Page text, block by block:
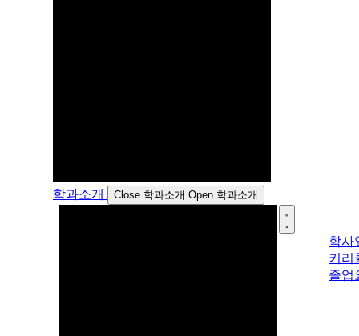
학과소개 Close 학과소개 Open 학과소개
학사
커리
졸업